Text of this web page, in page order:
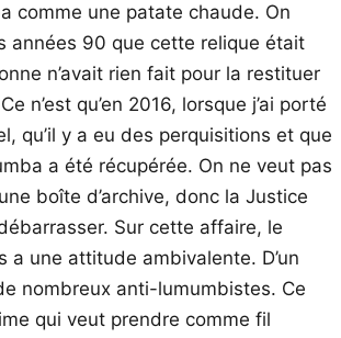
comme une patate chaude. On
années 90 que cette relique était
n’avait rien fait pour la restituer
n’est qu’en 2016, lorsque j’ai porté
qu’il y a eu des perquisitions et que
a été récupérée. On ne veut pas
boîte d’archive, donc la Justice
Sur cette affaire, le
a une attitude ambivalente. D’un
nombreux anti-lumumbistes. Ce
qui veut prendre comme fil